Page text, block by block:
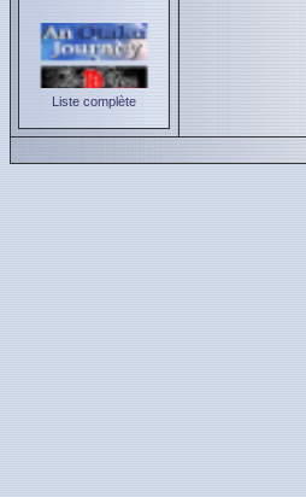
Liste complète